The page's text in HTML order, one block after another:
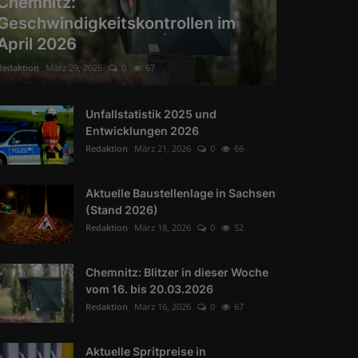
im
2026
März 29, 2026 0 67
Unfallstatistik 2025 und
Entwicklungen 2026
Redaktion März 21, 2026 0 66
Aktuelle Baustellenlage in Sachsen
(Stand 2026)
Redaktion März 18, 2026 0 52
Chemnitz: Blitzer in dieser Woche
vom 16. bis 20.03.2026
Redaktion März 16, 2026 0 67
Aktuelle Spritpreise in